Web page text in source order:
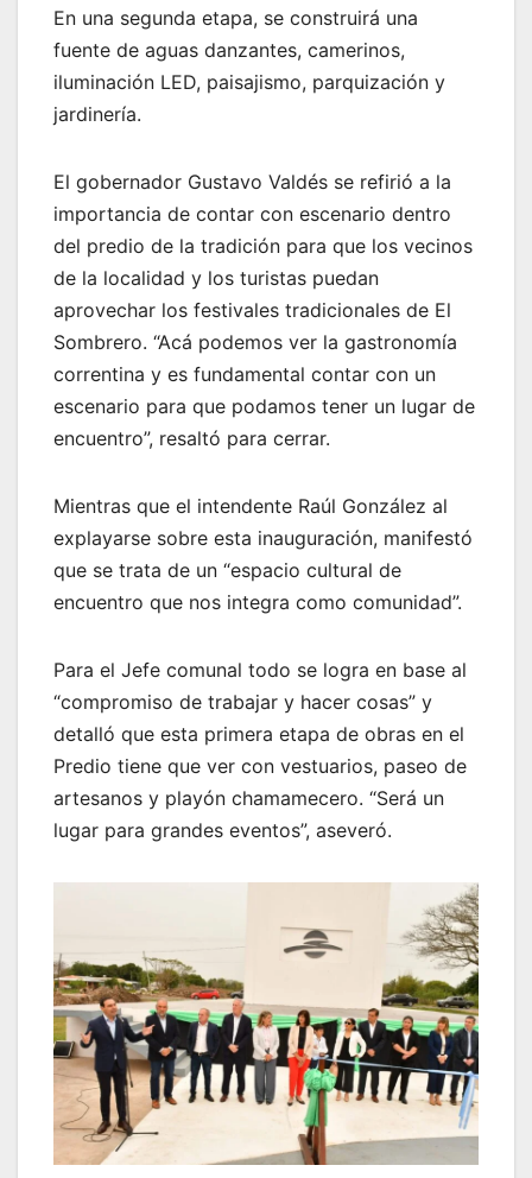
En una segunda etapa, se construirá una
fuente de aguas danzantes, camerinos,
iluminación LED, paisajismo, parquización y
jardinería.
El gobernador Gustavo Valdés se refirió a la
importancia de contar con escenario dentro
del predio de la tradición para que los vecinos
de la localidad y los turistas puedan
aprovechar los festivales tradicionales de El
Sombrero. “Acá podemos ver la gastronomía
correntina y es fundamental contar con un
escenario para que podamos tener un lugar de
encuentro”, resaltó para cerrar.
Mientras que el intendente Raúl González al
explayarse sobre esta inauguración, manifestó
que se trata de un “espacio cultural de
encuentro que nos integra como comunidad”.
Para el Jefe comunal todo se logra en base al
“compromiso de trabajar y hacer cosas” y
detalló que esta primera etapa de obras en el
Predio tiene que ver con vestuarios, paseo de
artesanos y playón chamamecero. “Será un
lugar para grandes eventos”, aseveró.